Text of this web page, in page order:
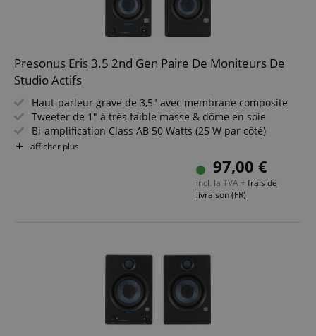
Presonus Eris 3.5 2nd Gen Paire De Moniteurs De
Studio Actifs
Haut-parleur grave de 3,5" avec membrane composite
Tweeter de 1" à très faible masse & dôme en soie
Bi-amplification Class AB 50 Watts (25 W par côté)
Amplificateur casque intégré avec sortie jack 3,5 mm
Entrées jack TRS (L/R, symétrique), paire RCA (L/R), jack
afficher plus
97,00 €
incl. la TVA + frais de
livraison (FR)